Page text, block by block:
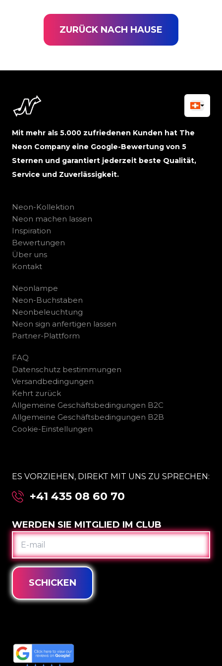
ZURÜCK NACH HAUSE
Mit mehr als 5.000 zufriedenen Kunden hat The
Neon Company eine Google-Bewertung von 5
Sternen und garantiert jederzeit beste Qualität,
Service und Zuverlässigkeit.
Neon-Kollektion
Neon machen lassen
Inspiration
Bewertungen
Über uns
Kontakt
Neonlampe
Neon-Buchstaben
Neonbeleuchtung
Neon sign anfertigen lassen
Partner-Plattform
FAQ
Datenschutz bestimmungen
Versandbedingungen
Kehrt zurück
Allgemeine Geschäftsbedingungen B2C
Allgemeine Geschäftsbedingungen B2B
Cookie-Einstellungen
ES VORZIEHEN, DIREKT MIT UNS ZU SPRECHEN:
+41 435 08 60 70
WERDEN SIE MITGLIED IM CLUB
E-
MAIL
SCHICKEN